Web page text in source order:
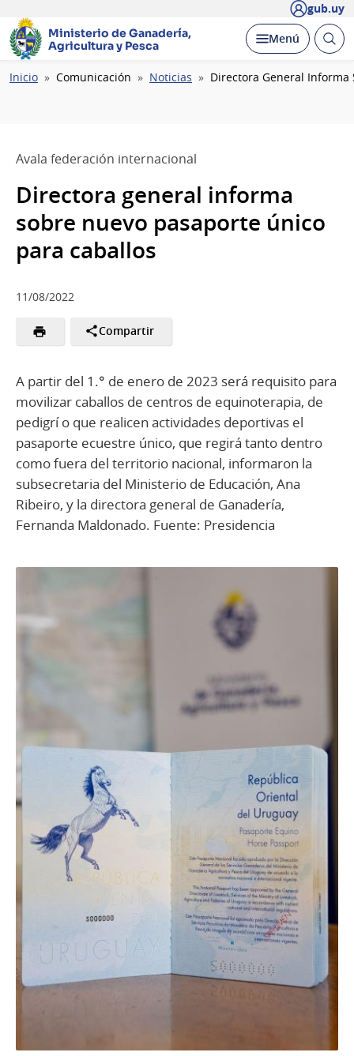
gub.uy
Ministerio de Ganadería,
Agricultura y Pesca
Desplegar
Menú Abrir
Ruta
Inicio Comunicación Noticias Directora General Informa
Avala federación internacional
Directora general informa
sobre nuevo pasaporte único
para caballos
11/08/2022
Compartir
A partir del 1.° de enero de 2023 será requisito para
movilizar caballos de centros de equinoterapia, de
pedigrí o que realicen actividades deportivas el
pasaporte ecuestre único, que regirá tanto dentro
como fuera del territorio nacional, informaron la
subsecretaria del Ministerio de Educación, Ana
Ribeiro, y la directora general de Ganadería,
Fernanda Maldonado. Fuente: Presidencia